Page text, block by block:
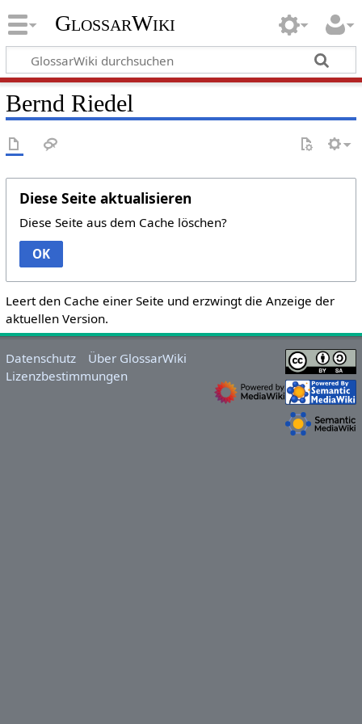
GlossarWiki
Bernd Riedel
Diese Seite aktualisieren
Diese Seite aus dem Cache löschen?
OK
Leert den Cache einer Seite und erzwingt die Anzeige der
aktuellen Version.
Datenschutz
Über GlossarWiki
Lizenzbestimmungen